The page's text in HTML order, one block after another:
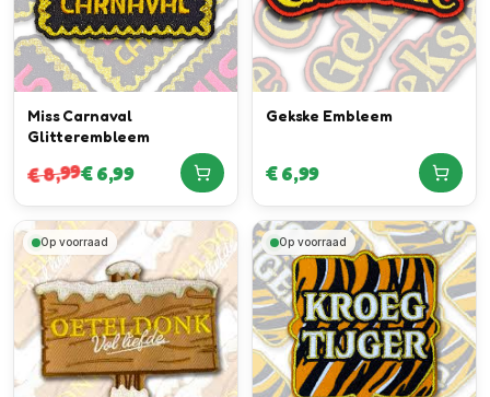
Miss Carnaval
Glitterembleem
€8,99€6,99
Gekske Embleem
€6,99
Op voorraad Op voorraad